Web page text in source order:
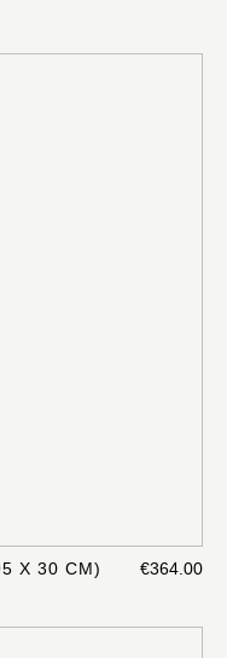
X 30 CM) €364.00